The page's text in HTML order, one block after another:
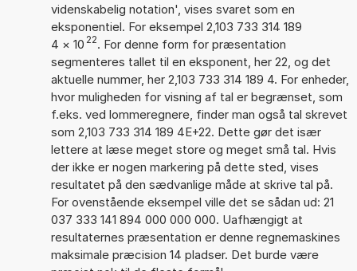
videnskabelig notation', vises svaret som en
eksponentiel. For eksempel 2,103 733 314 189
4 × 10 22. For denne form for præsentation
segmenteres tallet til en eksponent, her 22, og det
aktuelle nummer, her 2,103 733 314 189 4. For enheder,
hvor muligheden for visning af tal er begrænset, som
f.eks. ved lommeregnere, finder man også tal skrevet
som 2,103 733 314 189 4E+22. Dette gør det især
lettere at læse meget store og meget små tal. Hvis
der ikke er nogen markering på dette sted, vises
resultatet på den sædvanlige måde at skrive tal på.
For ovenstående eksempel ville det se sådan ud: 21
037 333 141 894 000 000 000. Uafhængigt at
resultaternes præsentation er denne regnemaskines
maksimale præcision 14 pladser. Det burde være